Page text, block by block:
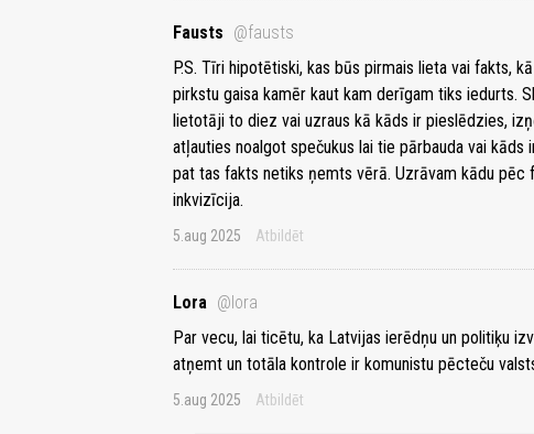
Fausts @fausts
P.S. Tīri hipotētiski, kas būs pirmais lieta vai fakts,
pirkstu gaisa kamēr kaut kam derīgam tiks iedurts.
lietotāji to diez vai uzraus kā kāds ir pieslēdzies,
atļauties noalgot spečukus lai tie pārbauda vai
pat tas fakts netiks ņemts vērā. Uzrāvam kādu pēc
inkvizīcija.
5.aug 2025 Atbildēt
Lora @lora
Par vecu, lai ticētu, ka Latvijas ierēdņu un politiķu
atņemt un totāla kontrole ir komunistu pēcteču
5.aug 2025 Atbildēt